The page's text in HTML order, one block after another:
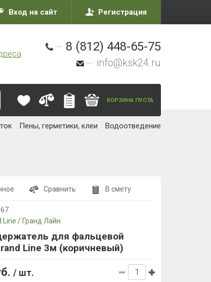
Вход на сайт Регистрация
8 (812) 448-65-75
info@ksk24.ru
КОРЗИНА ПУСТА
Пены, герметики, клеи Водоотведение
Сравнить В смету
Line / Гранд Лайн
для фальцевой
Line 3м (коричневый)
/ шт.